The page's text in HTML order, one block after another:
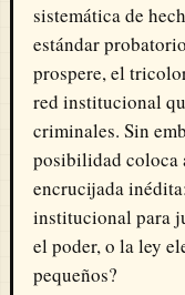
sistemática de
estándar
prospere, el
red institucional
criminales. Sin
posibilidad coloca
encrucijada
institucional para
el poder, o la ley
pequeños?